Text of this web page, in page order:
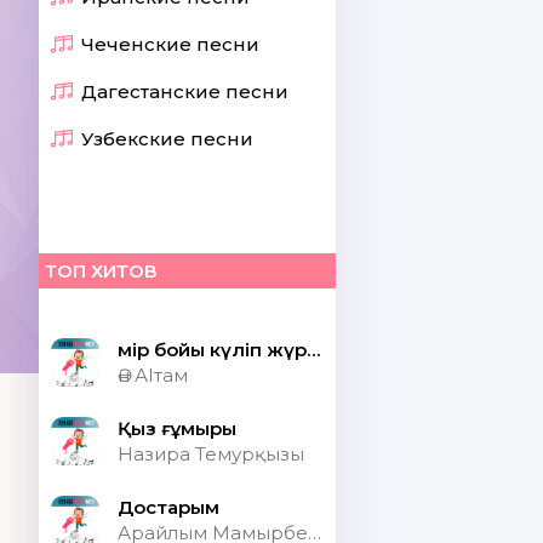
Чеченские песни
Дагестанские песни
Узбекские песни
ТОП ХИТОВ
Өмір бойы күліп жүрсек шіркін ай
Ән АІтам
Қыз ғұмыры
Назира Темурқызы
Достарым
Арайлым Мамырбекқызы